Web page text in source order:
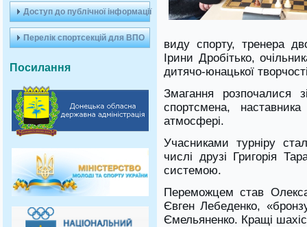
Доступ до публічної інформації
Перелік спортсекцій для ВПО
Посилання
виду спорту, тренера
Ірини Дробітько,
дитячо-юнацької
Змагання розпочалися
спортсмена,
атмосфері.
Учасниками турніру
числі друзі Григорія
системою.
Переможцем став
Євген Лебеденко,
Ємельяненко. Кращі